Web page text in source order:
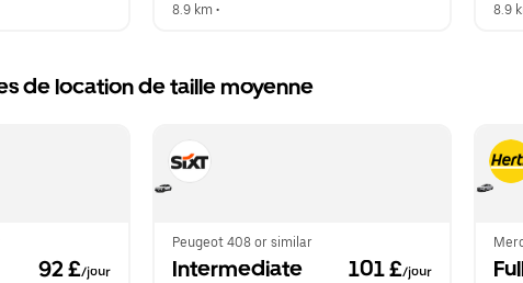
8.9 km •
8.9
de location de taille moyenne
92 £/jour
Peugeot 408 or similar
Intermediate 101 £/jour